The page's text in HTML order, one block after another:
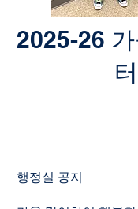
2025-26
터
행정실 공지